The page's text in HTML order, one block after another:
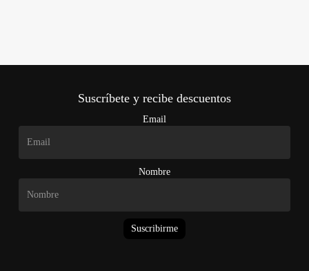
Suscríbete y recibe descuentos
Email
Nombre
Suscribirme